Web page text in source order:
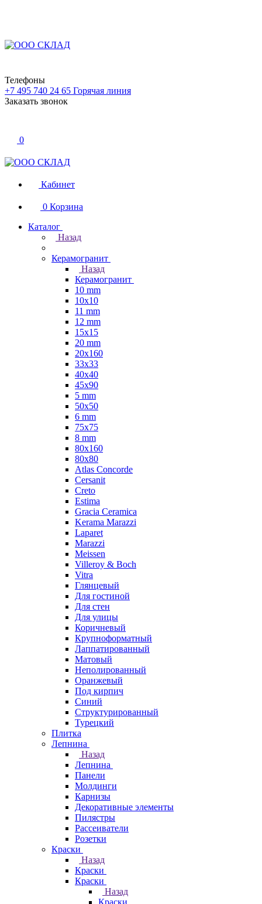
Телефоны
+7 495 740 24 65 Горячая линия
Заказать звонок
0
Кабинет
0 Корзина
Каталог
Назад
Керамогранит
Назад
Керамогранит
10 mm
10x10
11 mm
12 mm
15x15
20 mm
20х160
33x33
40х40
45x90
5 mm
50x50
6 mm
75х75
8 mm
80x160
80x80
Atlas Concorde
Cersanit
Creto
Estima
Gracia Ceramica
Kerama Marazzi
Laparet
Marazzi
Meissen
Villeroy & Boch
Vitra
Глянцевый
Для гостиной
Для стен
Для улицы
Коричневый
Крупноформатный
Лаппатированный
Матовый
Неполированный
Оранжевый
Под кирпич
Синий
Структурированный
Турецкий
Плитка
Лепнина
Назад
Лепнина
Панели
Молдинги
Карнизы
Декоративные элементы
Пилястры
Рассеиватели
Розетки
Краски
Назад
Краски
Краски
Назад
Краски